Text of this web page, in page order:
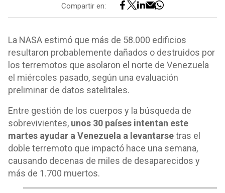
Compartir en:
La NASA estimó que más de 58.000 edificios
resultaron probablemente dañados o destruidos por
los terremotos que asolaron el norte de Venezuela
el miércoles pasado, según una evaluación
preliminar de datos satelitales.
Entre gestión de los cuerpos y la búsqueda de
sobrevivientes, unos 30 países intentan este
martes ayudar a Venezuela a levantarsetras el
doble terremoto que impactó hace una semana,
causando decenas de miles de desaparecidos y
más de 1.700 muertos.